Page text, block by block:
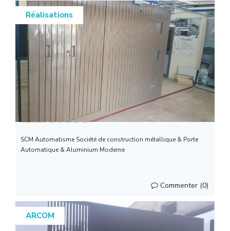
Réalisations
SCM automatisme
SCM Automatisme Société de construction métallique & Porte
Automatique & Aluminium Moderne
Commenter (0)
ARCOM